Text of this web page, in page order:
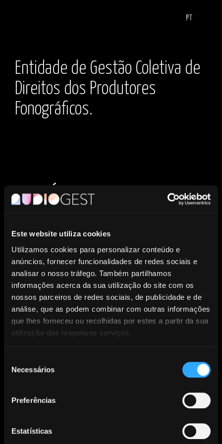
Este website utiliza cookies
Utilizamos cookies para personalizar conteúdo e
anúncios, fornecer funcionalidades de redes sociais e
analisar o nosso tráfego. Também partilhamos
informações acerca da sua utilização do site com os
nossos parceiros de redes sociais, de publicidade e de
análise, que as podem combinar com outras informações
que lhes forneceu ou recolhidas por estes a partir da sua
utilização dos respetivos serviços.
Necessários
Preferências
Estatísticas
PT
Entidade de Gestão Coletiva de
Direitos dos Produtores
Fonográficos.
NOTÍCIAS
AUDIOGEST assinala Dia Mundial da Língua Portuguesa com
encontro diplomático em Genebra sobre propriedade
intelectual e cooperação lusófona
Maio 05, 2026
No Dia Mundial da Língua Portuguesa, a AUDIOGEST promoveu,
um almoço com os Embaixadores e Conselheiros das Missões
Permanentes de países de expressão portuguesa junto da
O encontro reuniu delegações de Portugal, Brasil, Angola,
também com a presença da OMPI, e teve como objetivo